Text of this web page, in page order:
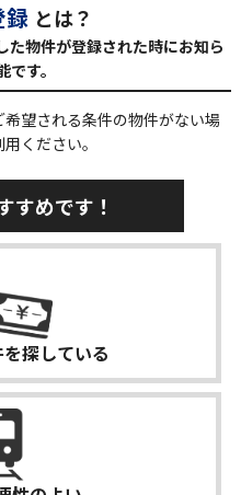
録 とは？
た物件が登録された時にお知ら
す。
望される条件の物件がない場
ください。
すめです！
探している